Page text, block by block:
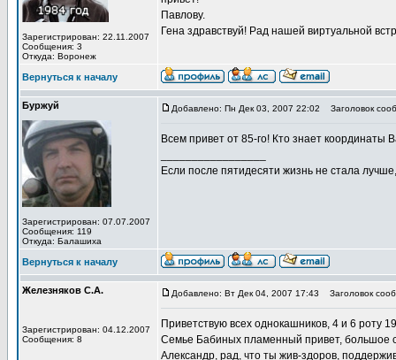
Зарегистрирован: 22.11.2007
Сообщения: 3
Откуда: Воронеж
Павлову.
Гена здравствуй! Рад нашей виртуальной
Вернуться к началу
Буржуй
Зарегистрирован: 07.07.2007
Сообщения: 119
Откуда: Балашиха
Добавлено: Пн Дек 03, 2007 22:02 Заголовок
Всем привет от 85-го! Кто знает
Если после пятидесяти жизнь не стала
Вернуться к началу
Железняков С.А.
Зарегистрирован: 04.12.2007
Сообщения: 8
Добавлено: Вт Дек 04, 2007 17:43 Заголовок
Приветствую всех однокашников, 4 и 6 роту
Семье Бабиных пламенный привет, большое
Александр, рад, что ты жив-здоров,